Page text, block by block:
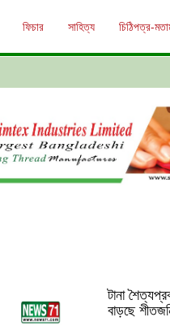
ফিচার সাহিত্য চিঠিপত্র-
টানা
বাড়ছে